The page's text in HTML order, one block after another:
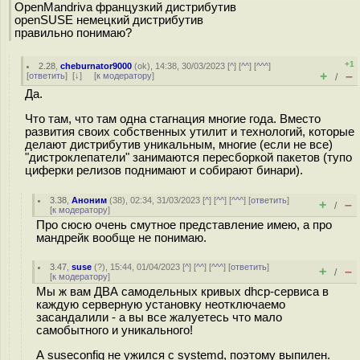
OpenMandriva французкий дистрибутив
openSUSE немецкий дистрибутив
правильно понимаю?
2.28 ,cheburnator9000 (ok), 14:38, 30/03/2023 [^] [^^] [^^^]
[ответить] [↓] [к модератору]
+1
+ / –
Да.
Что там, что там одна стагнация многие года. Вместо
развития своих собственных утилит и технологий, которые
делают дистрибутив уникальным, многие (если не все)
"дистроклепатели" занимаются пересборкой пакетов (тупо
циферки релизов поднимают и собирают бинари).
3.38 ,Аноним (38), 02:34, 31/03/2023 [^] [^^] [^^^] [ответить]
[к модератору] + / –
Про сюсю очень смутное представление имею, а про
мандрейк вообще не понимаю.
3.47 ,suse (?), 15:44, 01/04/2023 [^] [^^] [^^^] [ответить]
[к модератору] + / –
Мы ж вам ДВА самодельных кривых dhcp-сервиса в
каждую серверную установку неотключаемо
засандалили - а вы все жалуетесь что мало
самобытного и уникального!
А suseconfig не ужился с systemd, поэтому выпилен.